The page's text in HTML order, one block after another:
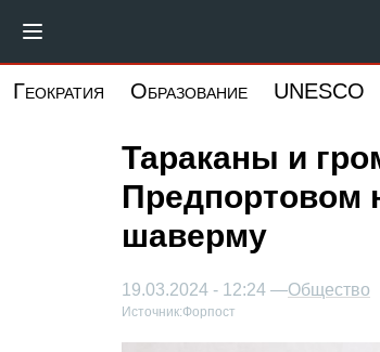
основному
Геократия Образование UNESCO
Тараканы и
Предпортовом
шаверму
19.03.2024 - 12:24 —Общество
Источник:Форпост